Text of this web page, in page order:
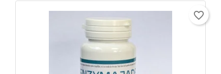
favorite_border